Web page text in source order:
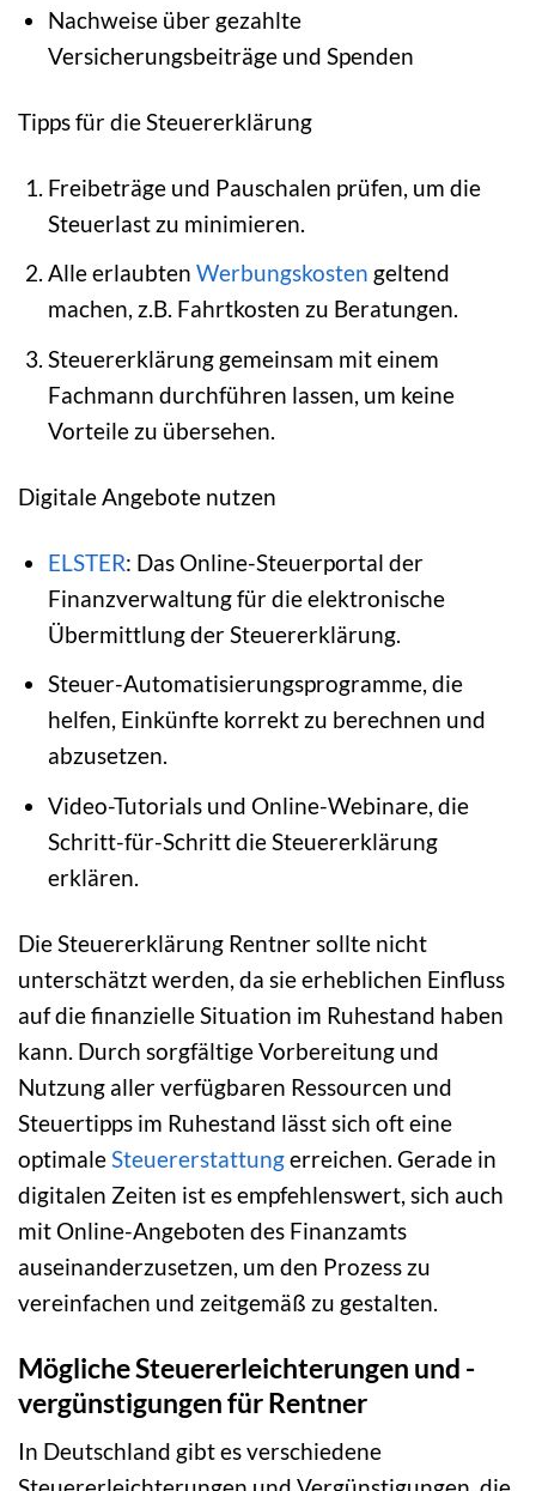
Nachweise über gezahlte
Versicherungsbeiträge und Spenden
Tipps für die Steuererklärung
Freibeträge und Pauschalen prüfen, um die
Steuerlast zu minimieren.
Alle erlaubten Werbungskosten geltend
machen, z.B. Fahrtkosten zu Beratungen.
Steuererklärung gemeinsam mit einem
Fachmann durchführen lassen, um keine
Vorteile zu übersehen.
Digitale Angebote nutzen
ELSTER: Das Online-Steuerportal der
Finanzverwaltung für die elektronische
Übermittlung der Steuererklärung.
Steuer-Automatisierungsprogramme, die
helfen, Einkünfte korrekt zu berechnen und
abzusetzen.
Video-Tutorials und Online-Webinare, die
Schritt-für-Schritt die Steuererklärung
erklären.
Die Steuererklärung Rentner sollte nicht
unterschätzt werden, da sie erheblichen Einfluss
auf die finanzielle Situation im Ruhestand haben
kann. Durch sorgfältige Vorbereitung und
Nutzung aller verfügbaren Ressourcen und
Steuertipps im Ruhestand lässt sich oft eine
optimale Steuererstattungerreichen. Gerade in
digitalen Zeiten ist es empfehlenswert, sich auch
mit Online-Angeboten des Finanzamts
auseinanderzusetzen, um den Prozess zu
vereinfachen und zeitgemäß zu gestalten.
Mögliche Steuererleichterungen und -
vergünstigungen für Rentner
In Deutschland gibt es verschiedene